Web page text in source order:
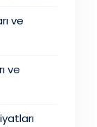
ve
ve